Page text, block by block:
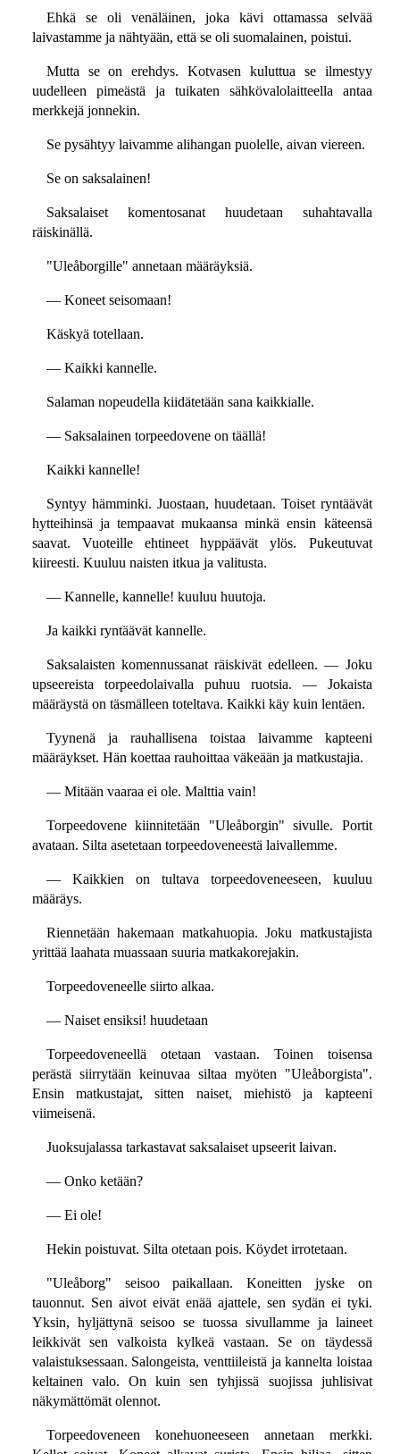
Ehkä se oli venäläinen, joka kävi ottamassa selvää
laivastamme ja nähtyään, että se oli suomalainen, poistui.
Mutta se on erehdys. Kotvasen kuluttua se ilmestyy
uudelleen pimeästä ja tuikaten sähkövalolaitteella antaa
merkkejä jonnekin.
Se pysähtyy laivamme alihangan puolelle, aivan viereen.
Se on saksalainen!
Saksalaiset komentosanat huudetaan suhahtavalla
räiskinällä.
"Uleåborgille" annetaan määräyksiä.
— Koneet seisomaan!
Käskyä totellaan.
— Kaikki kannelle.
Salaman nopeudella kiidätetään sana kaikkialle.
— Saksalainen torpeedovene on täällä!
Kaikki kannelle!
Syntyy hämminki. Juostaan, huudetaan. Toiset ryntäävät
hytteihinsä ja tempaavat mukaansa minkä ensin käteensä
saavat. Vuoteille ehtineet hyppäävät ylös. Pukeutuvat
kiireesti. Kuuluu naisten itkua ja valitusta.
— Kannelle, kannelle! kuuluu huutoja.
Ja kaikki ryntäävät kannelle.
Saksalaisten komennussanat räiskivät edelleen. — Joku
upseereista torpeedolaivalla puhuu ruotsia. — Jokaista
määräystä on täsmälleen toteltava. Kaikki käy kuin lentäen.
Tyynenä ja rauhallisena toistaa laivamme kapteeni
määräykset. Hän koettaa rauhoittaa väkeään ja matkustajia.
— Mitään vaaraa ei ole. Malttia vain!
Torpeedovene kiinnitetään "Uleåborgin" sivulle. Portit
avataan. Silta asetetaan torpeedoveneestä laivallemme.
— Kaikkien on tultava torpeedoveneeseen, kuuluu
määräys.
Riennetään hakemaan matkahuopia. Joku matkustajista
yrittää laahata muassaan suuria matkakorejakin.
Torpeedoveneelle siirto alkaa.
— Naiset ensiksi! huudetaan
Torpeedoveneellä otetaan vastaan. Toinen toisensa
perästä siirrytään keinuvaa siltaa myöten "Uleåborgista".
Ensin matkustajat, sitten naiset, miehistö ja kapteeni
viimeisenä.
Juoksujalassa tarkastavat saksalaiset upseerit laivan.
— Onko ketään?
— Ei ole!
Hekin poistuvat. Silta otetaan pois. Köydet irrotetaan.
"Uleåborg" seisoo paikallaan. Koneitten jyske on
tauonnut. Sen aivot eivät enää ajattele, sen sydän ei tyki.
Yksin, hyljättynä seisoo se tuossa sivullamme ja laineet
leikkivät sen valkoista kylkeä vastaan. Se on täydessä
valaistuksessaan. Salongeista, venttiileistä ja kannelta loistaa
keltainen valo. On kuin sen tyhjissä suojissa juhlisivat
näkymättömät olennot.
Torpeedoveneen konehuoneeseen annetaan merkki.